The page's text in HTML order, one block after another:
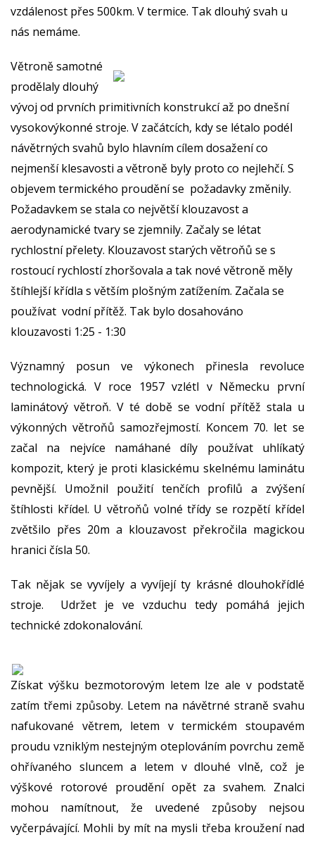
vzdálenost přes 500km. V termice. Tak dlouhý svah u
nás nemáme.
Větroně samotné
prodělaly dlouhý
vývoj od prvních primitivních konstrukcí až po dnešní
vysokovýkonné stroje. V začátcích, kdy se létalo podél
návětrných svahů bylo hlavním cílem dosažení co
nejmenší klesavosti a větroně byly proto co nejlehčí. S
objevem termického proudění se požadavky změnily.
Požadavkem se stala co největší klouzavost a
aerodynamické tvary se zjemnily. Začaly se létat
rychlostní přelety. Klouzavost starých větroňů se s
rostoucí rychlostí zhoršovala a tak nové větroně měly
štíhlejší křídla s větším plošným zatížením. Začala se
používat vodní přítěž. Tak bylo dosahováno
klouzavosti 1:25 - 1:30
Významný posun ve výkonech přinesla revoluce
technologická. V roce 1957 vzlétl v Německu první
laminátový větroň. V té době se vodní přítěž stala u
výkonných větroňů samozřejmostí. Koncem 70. let se
začal na nejvíce namáhané díly používat uhlíkatý
kompozit, který je proti klasickému skelnému laminátu
pevnější. Umožnil použití tenčích profilů a zvýšení
štíhlosti křídel. U větroňů volné třídy se rozpětí křídel
zvětšilo přes 20m a klouzavost překročila magickou
hranici čísla 50.
Tak nějak se vyvíjely a vyvíjejí ty krásné dlouhokřídlé
stroje. Udržet je ve vzduchu tedy pomáhá jejich
technické zdokonalování.
Získat výšku bezmotorovým letem lze ale v podstatě
zatím třemi způsoby. Letem na návětrné straně svahu
nafukované větrem, letem v termickém stoupavém
proudu vzniklým nestejným oteplováním povrchu země
ohřívaného sluncem a letem v dlouhé vlně, což je
výškové rotorové proudění opět za svahem. Znalci
mohou namítnout, že uvedené způsoby nejsou
vyčerpávající. Mohli by mít na mysli třeba kroužení nad